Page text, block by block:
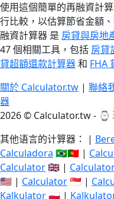
使用這個簡單的再融資計
行比較，以估算節省金額
融資計算器 是 房貸與房地
47 個相關工具，包括 房貸
貸超額還款計算器和 FHA
關於 Calculator.tw | 聯絡
器
2026 © Calculator.tw - ⌚
其他语言的计算器： |
Calculadora 🇧🇷🇵🇹 |
Calculator🇬🇧 |
🇺🇸 | Calculator🇸🇬 |
Kalkulator🇵🇱 |